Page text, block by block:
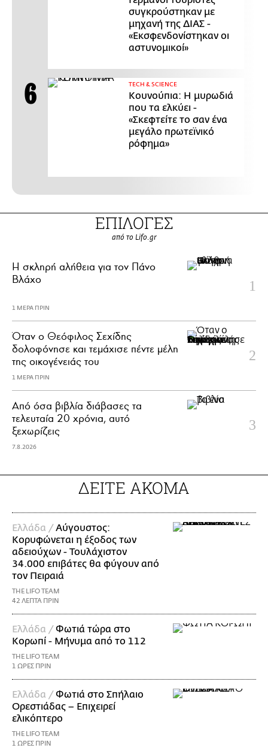
συγκρούστηκαν με
μηχανή της ΔΙΑΣ -
«Εκσφενδονίστηκαν οι
αστυνομικοί»
ΤECH & SCIENCE
Κουνούπια: Η μυρωδιά
που τα ελκύει -
«Σκεφτείτε το σαν ένα
μεγάλο πρωτεϊνικό
ρόφημα»
ΕΠΙΛΟΓΕΣ
από το Lifo.gr
H σκληρή αλήθεια για τον Πάνο
Βλάχο
1 ΜΕΡΑ ΠΡΙΝ
Όταν ο Θεόφιλος Σεχίδης
δολοφόνησε και τεμάχισε πέντε μέλη
της οικογένειάς του
1 ΜΕΡΑ ΠΡΙΝ
Από όσα βιβλία διάβασες τα
τελευταία 20 χρόνια, αυτό
ξεχωρίζεις
7.8.2026
ΔΕΙΤΕ ΑΚΟΜΑ
Ελλάδα /Αύγουστος:
Κορυφώνεται η έξοδος των
αδειούχων - Τουλάχιστον
34.000 επιβάτες θα φύγουν από
τον Πειραιά
THE LIFO TEAM
42 ΛΕΠΤΑ ΠΡΙΝ
Ελλάδα /Φωτιά τώρα στο
Κορωπί - Μήνυμα από το 112
THE LIFO TEAM
1 ΩΡΕΣ ΠΡΙΝ
Ελλάδα /Φωτιά στο Σπήλαιο
Ορεστιάδας – Επιχειρεί
ελικόπτερο
THE LIFO TEAM
1 ΩΡΕΣ ΠΡΙΝ